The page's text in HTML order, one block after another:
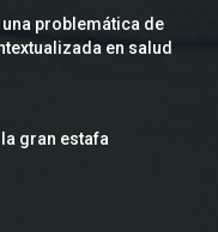
una problemática de
en salud
gran estafa